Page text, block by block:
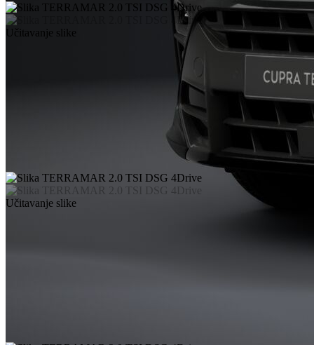
Učitavanje slike
Učitavanje slike